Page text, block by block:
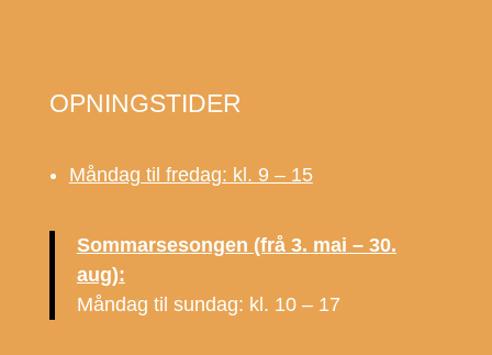
OPNINGSTIDER
Måndag til fredag: kl. 9 – 15
Sommarsesongen (frå 3. mai – 30.
aug):
Måndag til sundag: kl. 10 – 17